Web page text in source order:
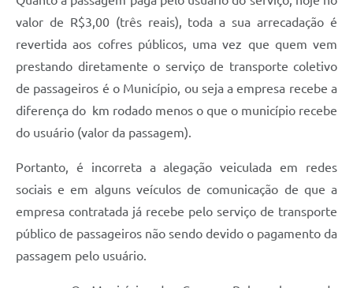
valor de R$3,00 (três reais), toda a sua arrecadação é
revertida aos cofres públicos, uma vez que quem vem
prestando diretamente o serviço de transporte coletivo
de passageiros é o Município, ou seja a empresa recebe a
diferença do km rodado menos o que o município recebe
do usuário (valor da passagem).
Portanto, é incorreta a alegação veiculada em redes
sociais e em alguns veículos de comunicação de que a
empresa contratada já recebe pelo serviço de transporte
público de passageiros não sendo devido o pagamento da
passagem pelo usuário.